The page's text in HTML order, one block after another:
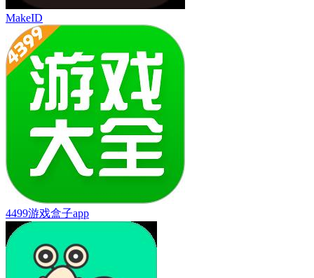
MakeID
4499游戏盒子app